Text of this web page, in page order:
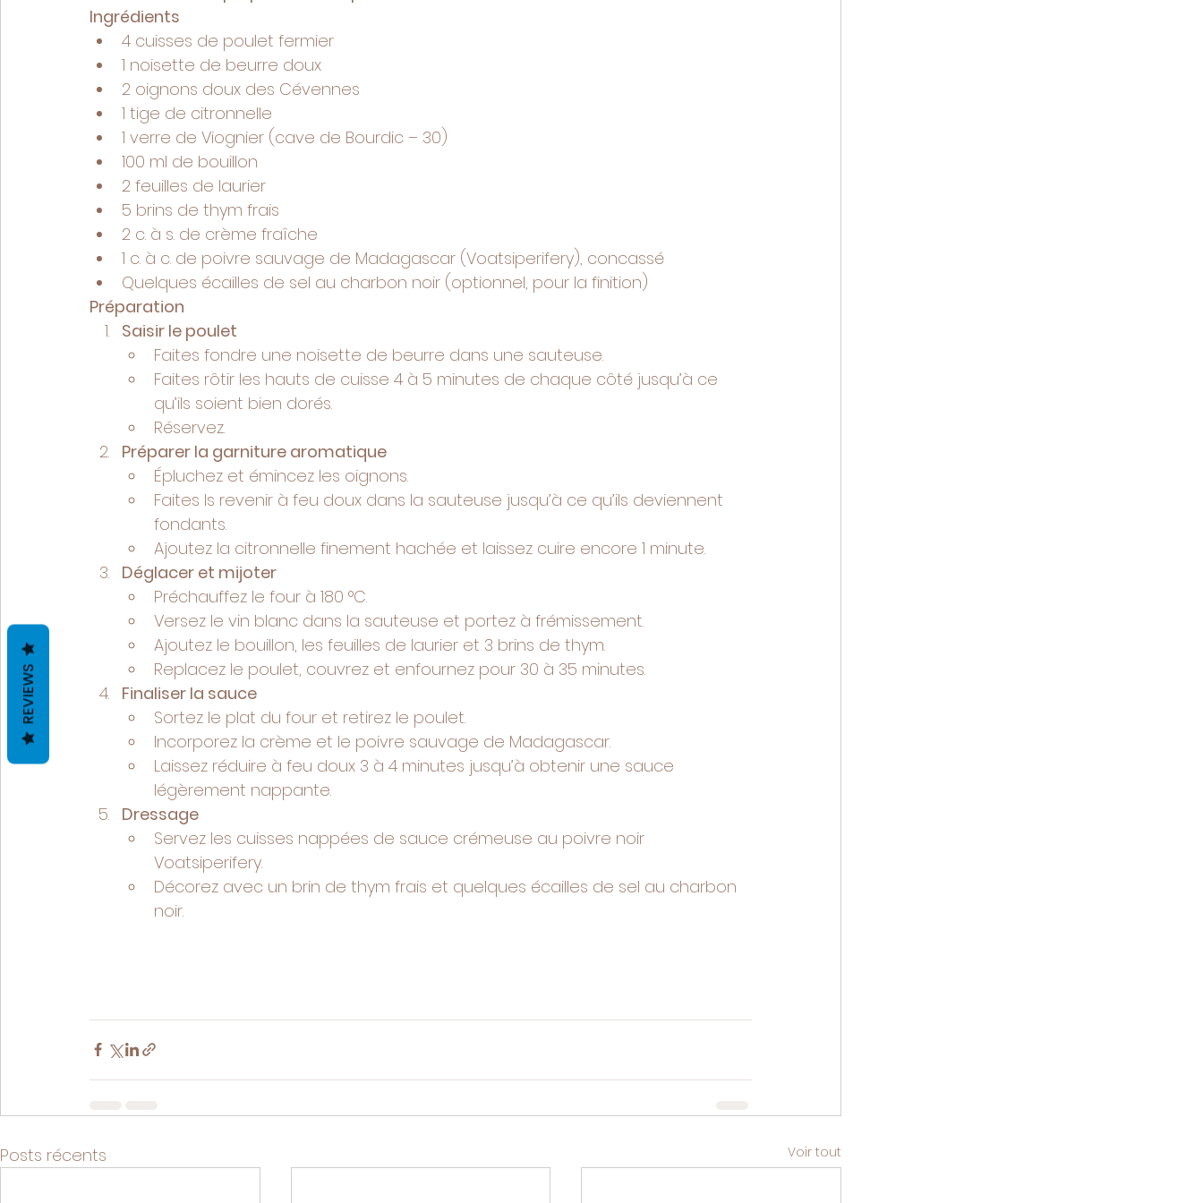
Ingrédients
4 cuisses de poulet fermier
1 noisette de beurre doux
2 oignons doux des Cévennes
1 tige de citronnelle
1 verre de Viognier (cave de Bourdic – 30)
100 ml de bouillon
2 feuilles de laurier
5 brins de thym frais
2 c. à s. de crème fraîche
1 c. à c. de poivre sauvage de Madagascar (Voatsiperifery), concassé
Quelques écailles de sel au charbon noir (optionnel, pour la finition)
Préparation
Saisir le poulet
Faites fondre une noisette de beurre dans une sauteuse.
Faites rôtir les hauts de cuisse 4 à 5 minutes de chaque côté jusqu’à ce
qu’ils soient bien dorés.
Réservez.
Préparer la garniture aromatique
Épluchez et émincez les oignons.
Faites ls revenir à feu doux dans la sauteuse jusqu’à ce qu’ils deviennent
fondants.
Ajoutez la citronnelle finement hachée et laissez cuire encore 1 minute.
Déglacer et mijoter
Préchauffez le four à 180 °C.
Versez le vin blanc dans la sauteuse et portez à frémissement.
Ajoutez le bouillon, les feuilles de laurier et 3 brins de thym.
Replacez le poulet, couvrez et enfournez pour 30 à 35 minutes.
Finaliser la sauce
Sortez le plat du four et retirez le poulet.
Incorporez la crème et le poivre sauvage de Madagascar.
Laissez réduire à feu doux 3 à 4 minutes jusqu’à obtenir une sauce
légèrement nappante.
Dressage
Servez les cuisses nappées de sauce crémeuse au poivre noir
Voatsiperifery.
Décorez avec un brin de thym frais et quelques écailles de sel au charbon
noir.
Posts récents Voir tout
REVIEWS